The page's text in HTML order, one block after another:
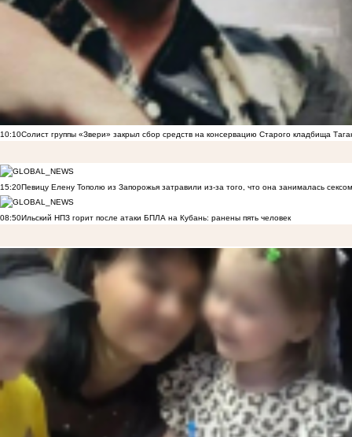
10:10Солист группы «Звери» закрыл сбор средств на консервацию Старого кладбища
15:20Певицу Елену Тополю из Запорожья затравили из-за того, что она занималась
08:50Ильский НПЗ горит после атаки БПЛА на Кубань: ранены пять человек